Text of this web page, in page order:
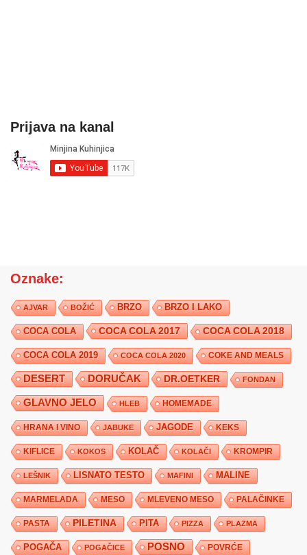
Prijava na kanal
Oznake:
AJVAR BOŽIĆ BRZO BRZO I LAKO
COCA COLA COCA COLA 2017 COCA COLA 2018
COCA COLA 2019 COCA COLA 2020 COKE AND MEALS
DESERT DORUČAK DR.OETKER FONDAN
GLAVNO JELO HLEB HOMEMADE
HRANA I VINO JABUKE JAGODE KEKS
KIFLICE KOKOS KOLAČ KOLAČI KROMPIR
LEŠNIK LISNATO TESTO MAFINI MALINE
MARMELADA MESO MLEVENO MESO PALAČINKE
PASTA PILETINA PITA PIZZA PLAZMA
POGAČA POGAČICE POSNO POVRĆE